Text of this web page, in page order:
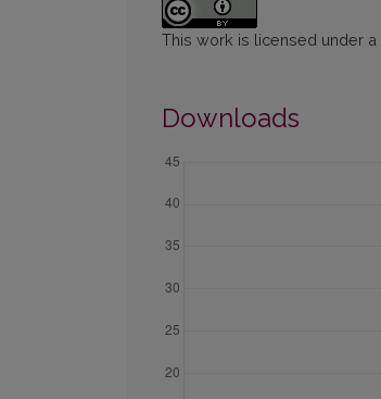
This work is licensed under a
Downloads